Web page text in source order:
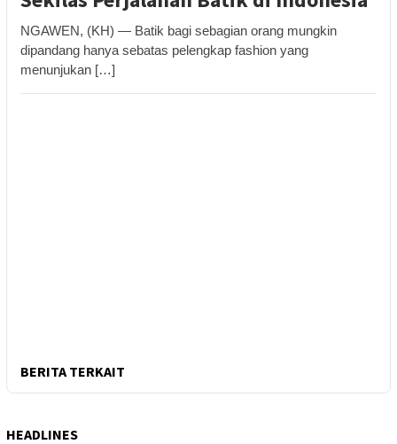
NGAWEN, (KH) — Batik bagi sebagian orang mungkin
dipandang hanya sebatas pelengkap fashion yang
menunjukan […]
BERITA TERKAIT
HEADLINES